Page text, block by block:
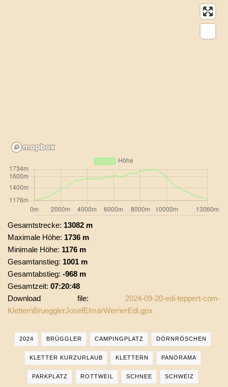
Gesamtstrecke: 13082 m
Maximale Höhe: 1736 m
Minimale Höhe: 1176 m
Gesamtanstieg: 1001 m
Gesamtabstieg: -968 m
Gesamtzeit: 07:20:48
Download file: 2024-09-20-edi-teppert-com-
KletternBruegglerJosefElmarWernerEdi.gpx
2024 BRÜGGLER CAMPINGPLATZ DÖRNRÖSCHEN
KLETTER KURZURLAUB KLETTERN PANORAMA
PARKPLATZ ROTTWEIL SCHNEE SCHWEIZ